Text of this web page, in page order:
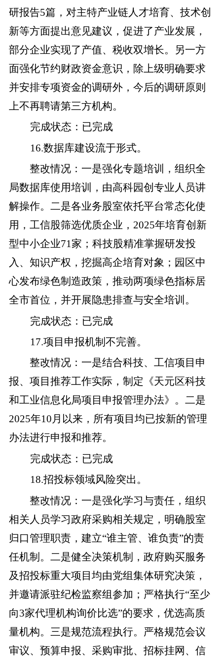
研报告5篇，对主特产业链人才培育、技术创
新等方面提出意见建议，促进了产业发展，
部分企业实现了产值、税收双增长。
另一方
面强化节约财政资金意识，除上级明确要求
并安排专项资金的调研外，今后的调研原则
上不再聘请第三方机构。
完成状态 ： 已完成
16.数据库建设流于形式。
整改情况： 一是强化专题培训，组织全
局数据库使用培训，由高科园创专业人员讲
解操作。 二是各业务股室依托平台常态化使
用，工信股筛选优质企业， 2025年培育创新
型中小企业71家；科技股精准掌握研发投
入、知识产权，挖掘高企培育对象；园区中
心发布绿色制造政策，推动两项绿色指标居
全市首位，并开展隐患排查与安全培训。
完成状态 ： 已完成
17.项目申报机制不完善。
整改情况： 一是结合科技、工信项目申
报、项目推荐工作实际，制定《天元区科技
和工业信息化局项目申报管理办法》。 二是
2025年10月以来，所有项目均已按新的管理
办法进行申报和推荐。
完成状态 ： 已完成
18.招投标领域风险突出。
整改情况： 一是强化学习与责任， 组织
相关人员学习政府采购相关规定，明确股室
归口管理职责，建立“谁主管、谁负责”的责
任机制。 二是健全决策机制 ，政府购买服务
及招投标重大项目均由党组集体研究决策 ，
并邀请派驻纪检监察组参加；严格执行“至少
向3家代理机构询价比选”的要求，优选高质
量机构。 三是规范流程执行。严格规范会议
审议、预算申报、采购审批、招标挂网、信